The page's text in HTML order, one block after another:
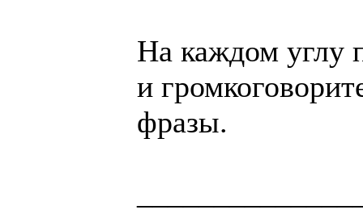
На каждом углу
и
фразы.